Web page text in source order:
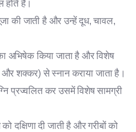
होते हैं।
की जाती है और उन्हें दूध, चावल,
अभिषेक किया जाता है और विशेष
शक्कर) से स्नान कराया जाता है।
प्रज्वलित कर उसमें विशेष सामग्री
दक्षिणा दी जाती है और गरीबों को